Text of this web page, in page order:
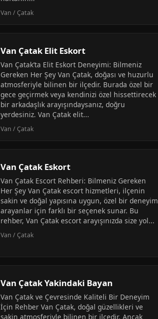
Van / Çatak
Van Çatak Elit Eskort
Van Çatak’ta Elit Eskort Deneyimi: Bilmeniz
Gereken Her Şey Van Çatak, doğası ve huzurlu
atmosferiyle bilinen bir ilçedir. Burada özel bir
gece geçirmek veya kendinizi özel hissettirecek
bir arkadaşlık arayışındaysanız, doğru
yerdesiniz. Van Çatak elit...
Van / Çatak
Van Çatak Eskort
Van Çatak Escort Rehberi: Bilmeniz Gereken
Her Şey Van Çatak escort hizmetleri, ilçenin
sakin ve doğal yapısına uygun, özel bir deneyim
arayanlar için farklı bir seçenek sunar. Bu
rehber, Van Çatak escort arayışınızda size yol...
Van / Çatak
Van Çatak Yakindaki Bayan
Van Çatak ve Çevresinde Kaliteli Bir Deneyim
İçin Rehber Van Çatak, doğal güzellikleri ve
sakin atmosferiyle bilinen bir ilçedir. Ancak